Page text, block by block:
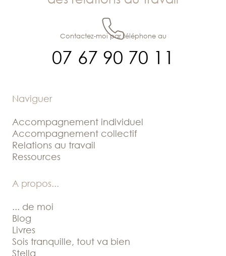
07 67 90 70 11
Contactez-moi par téléphone au
Naviguer
Accompagnement individuel
Accompagnement collectif
Relations au travail
Ressources
A propos...
... de moi
Blog
Livres
Sois tranquille, tout va bien
Stella